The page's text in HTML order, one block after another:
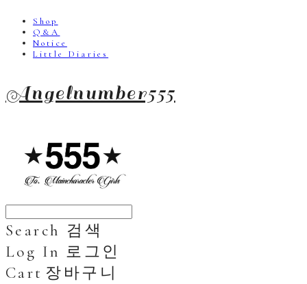
Shop
Q&A
Notice
Little Diaries
Angelnumber555
Search 검색
Log In 로그인
Cart 장바구니